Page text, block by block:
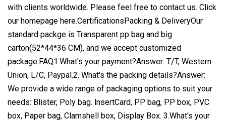
with clients worldwide. Please feel free to contact us. Click
our homepage here.CertificationsPacking & DeliveryOur
standard packge is Transparent pp bag and big
carton(52*44*36 CM), and we accept customized
package.FAQ1.What's your payment?Answer: T/T, Western
Union, L/C, Paypal.2. What's the packing details?Answer:
We provide a wide range of packaging options to suit your
needs: Blister, Poly bag. lnsertCard, PP bag, PP box, PVC
box, Paper bag, Clamshell box, Display Box. 3.What's your